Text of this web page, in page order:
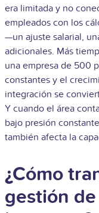
era limitada y no
empleados con los
—un ajuste salarial,
adicionales. Más
una empresa de 500
constantes y el
integración se
Y cuando el área
bajo presión
también afecta la
¿Cómo
gestión